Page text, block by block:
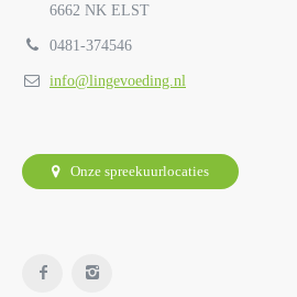
6662 NK ELST
0481-374546
info@lingevoeding.nl
Onze spreekuurlocaties